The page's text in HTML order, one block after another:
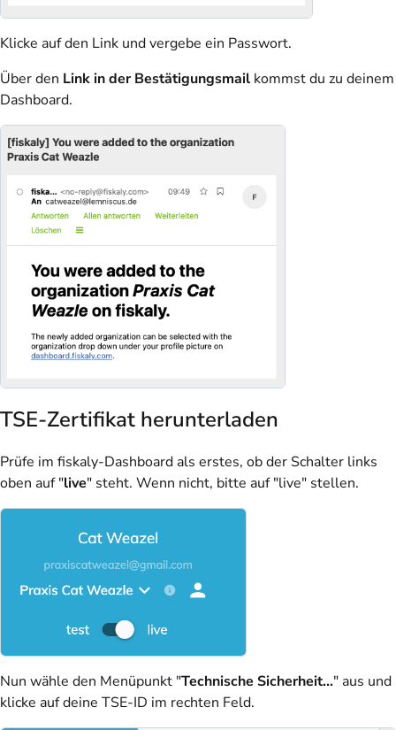
Klicke auf den Link und vergebe ein Passwort.
Über den Link in der Bestätigungsmail kommst du zu deinem
Dashboard.
TSE-Zertifikat herunterladen
Prüfe im fiskaly-Dashboard als erstes, ob der Schalter links
oben auf "live" steht. Wenn nicht, bitte auf "live" stellen.
Nun wähle den Menüpunkt "Technische Sicherheit..." aus und
klicke auf deine TSE-ID im rechten Feld.